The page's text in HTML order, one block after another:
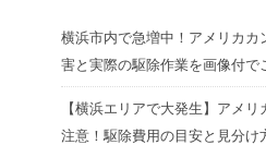
横浜市内で急増中！アメリカカ
害と実際の駆除作業を画像付で
【横浜エリアで大発生】アメ
注意！駆除費用の目安と見分け